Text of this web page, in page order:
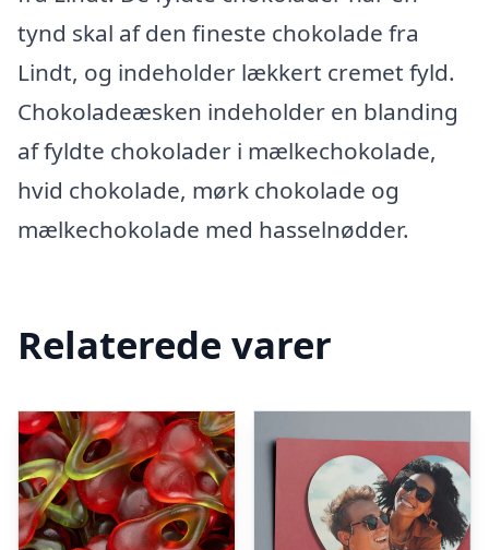
tynd skal af den fineste chokolade fra
Lindt, og indeholder lækkert cremet fyld.
Chokoladeæsken indeholder en blanding
af fyldte chokolader i mælkechokolade,
hvid chokolade, mørk chokolade og
mælkechokolade med hasselnødder.
Relaterede varer